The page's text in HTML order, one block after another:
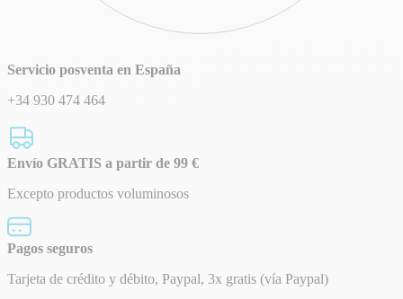
Servicio posventa en España
+34 930 474 464
Envío GRATIS a partir de 99 €
Excepto productos voluminosos
Pagos seguros
Tarjeta de crédito y débito, Paypal, 3x gratis (vía Paypal)